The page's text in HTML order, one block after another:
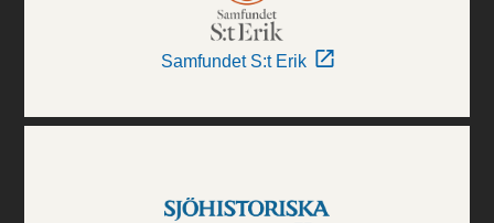
Samfundet S:t Erik